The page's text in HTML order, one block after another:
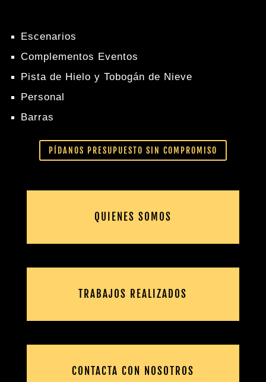
Escenarios
Complementos Eventos
Pista de Hielo y Tobogán de Nieve
Personal
Barras
PÍDANOS PRESUPUESTO SIN COMPROMISO
QUIENES SOMOS
TRABAJOS REALIZADOS
CONTACTA CON NOSOTROS